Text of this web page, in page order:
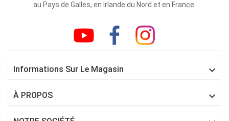
au Pays de Galles, en Irlande du Nord et en France.
Informations Sur Le Magasin 
À PROPOS 